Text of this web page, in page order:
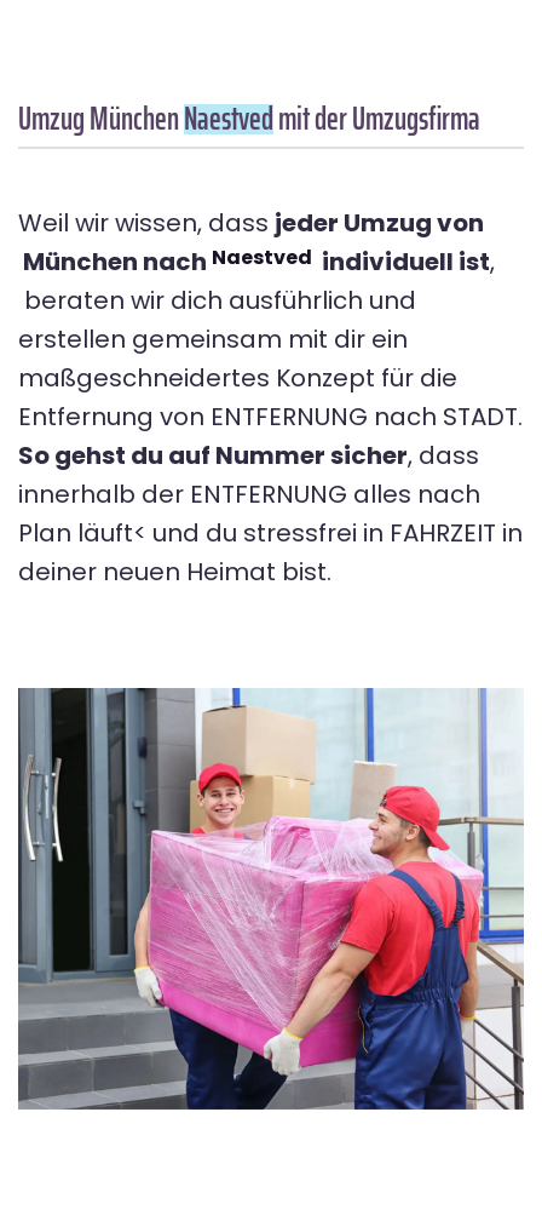
Umzug MünchenNaestvedmit der Umzugsfirma
Weil wir wissen, dass jeder Umzug von
München nach Naestved individuell ist,
beraten wir dich ausführlich und
erstellen gemeinsam mit dir ein
maßgeschneidertes Konzept für die
Entfernung von ENTFERNUNG nach STADT.
So gehst du auf Nummer sicher, dass
innerhalb der ENTFERNUNG alles nach
Plan läuft< und du stressfrei in FAHRZEIT in
deiner neuen Heimat bist.